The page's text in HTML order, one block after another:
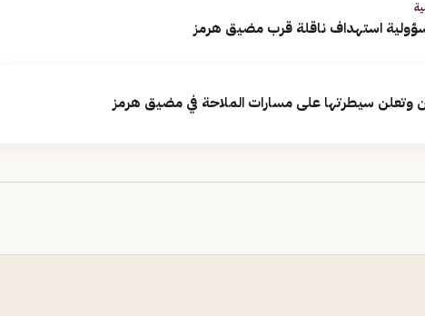
استهداف ناقلة قرب مضيق هرمز
وتعلن سيطرتها على مسارات الملاحة في مضيق هرمز